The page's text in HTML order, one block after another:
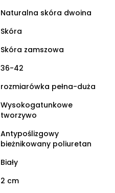
Naturalna skóra dwoina
Skóra
Skóra zamszowa
36-42
rozmiarówka pełna-duża
Wysokogatunkowe
tworzywo
Antypoślizgowy
bieżnikowany poliuretan
Biały
2 cm